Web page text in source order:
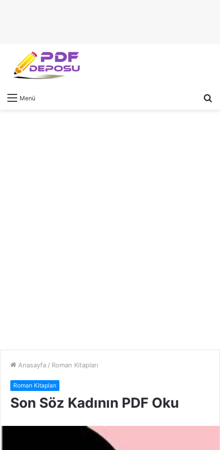
Menü
Anasayfa / Roman Kitapları
Roman Kitapları
Son Söz Kadının PDF Oku